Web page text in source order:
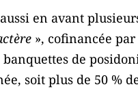
en avant
», cofinancée
de
soit plus de 50 %